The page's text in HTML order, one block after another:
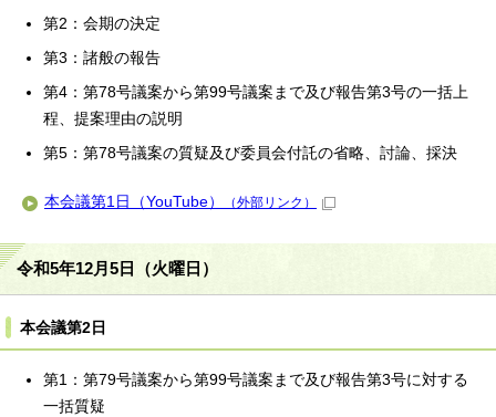
第2：会期の決定
第3：諸般の報告
第4：第78号議案から第99号議案まで及び報告第3号の一括上
程、提案理由の説明
第5：第78号議案の質疑及び委員会付託の省略、討論、採決
本会議第1日（YouTube） （外部リンク）
令和5年12月5日（火曜日）
本会議第2日
第1：第79号議案から第99号議案まで及び報告第3号に対する
一括質疑